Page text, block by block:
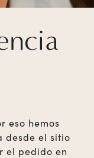
eso hemos
desde el sitio
el pedido en